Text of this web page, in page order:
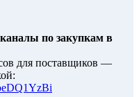
по закупкам в
для поставщиков —